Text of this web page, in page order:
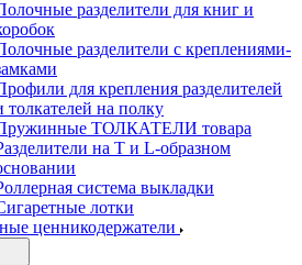
разделители для книг и
разделители с креплениями-
для крепления разделителей
толкателей на полку
ТОЛКАТЕЛИ товара
на Т и L-образном
система выкладки
лотки
ценникодержатели